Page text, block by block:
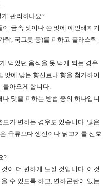
관리하나요?
금속 맛이나 쓴 맛에 예민해지기
락, 국그릇 등)를 피하고 플라스틱
먹었던 음식을 못 먹게 되는 경우
맛에 맞는 향신료나 향을 첨가하여
돌아오게 합니다.
맛을 피하는 방법 중의 하나입니
가 변하는 경우도 있습니다. 많은
육류보다 생선이나 닭고기를 선호
?
이 더 편하게 느낄 것입니다. 이것
수 있도록 하고, 연하곤란이 있는